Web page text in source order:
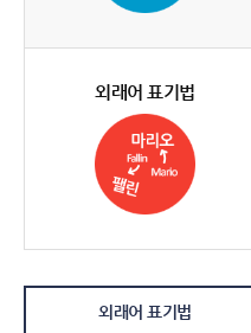
외래어 표기법
외래어 표기법